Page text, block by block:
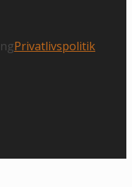
Privatlivspolitik